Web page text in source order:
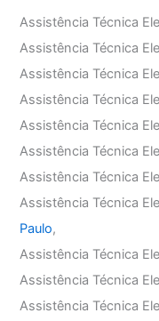
Assistência Técnica
Assistência Técnica
Assistência Técnica
Assistência Técnica
Assistência Técnica
Assistência Técnica
Assistência Técnica
Assistência Técnica
Paulo,
Assistência Técnica
Assistência Técnica
Assistência Técnica